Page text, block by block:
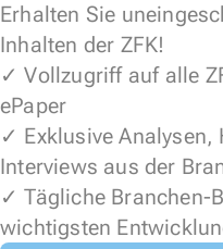
Erhalten Sie
Inhalten der ZFK!
✓ Vollzugriff auf alle
ePaper
✓ Exklusive Analysen,
Interviews aus der
✓ Tägliche Branchen-
wichtigsten